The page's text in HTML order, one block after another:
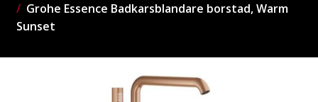
Grohe Essence Badkarsblandare borstad, Warm
Sunset